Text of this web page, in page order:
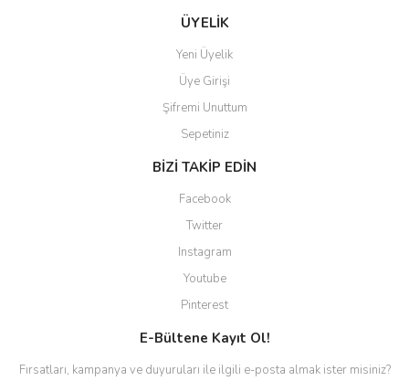
ÜYELİK
Yeni Üyelik
Üye Girişi
Şifremi Unuttum
Sepetiniz
BİZİ TAKİP EDİN
Facebook
Twitter
Instagram
Youtube
Pinterest
E-Bültene Kayıt Ol!
Fırsatları, kampanya ve duyuruları ile ilgili e-posta almak ister misiniz?